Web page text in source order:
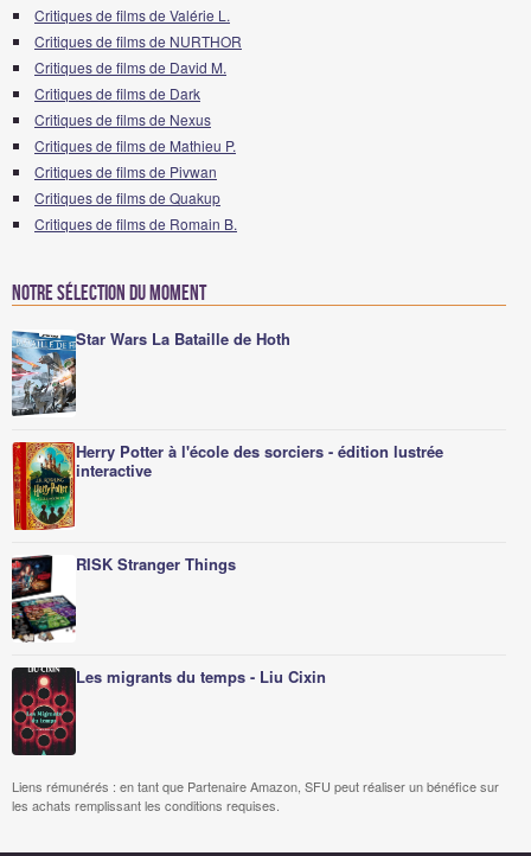
Critiques de films de Valérie L.
Critiques de films de NURTHOR
Critiques de films de David M.
Critiques de films de Dark
Critiques de films de Nexus
Critiques de films de Mathieu P.
Critiques de films de Pivwan
Critiques de films de Quakup
Critiques de films de Romain B.
Notre sélection du moment
Star Wars La Bataille de Hoth
Herry Potter à l'école des sorciers - édition lustrée
interactive
RISK Stranger Things
Les migrants du temps - Liu Cixin
Liens rémunérés : en tant que Partenaire Amazon, SFU peut réaliser un bénéfice sur
les achats remplissant les conditions requises.